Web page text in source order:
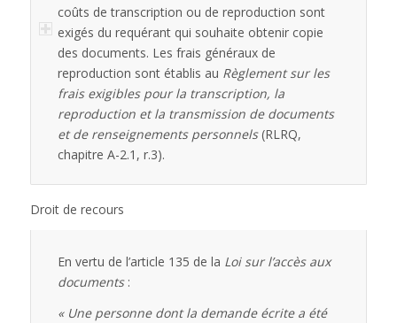
coûts de transcription ou de reproduction sont
exigés du requérant qui souhaite obtenir copie
des documents. Les frais généraux de
reproduction sont établis au Règlement sur les
frais exigibles pour la transcription, la
reproduction et la transmission de documents
et de renseignements personnels(RLRQ,
chapitre A-2.1, r.3).
Droit de recours
En vertu de l’article 135 de la Loi sur l’accès aux
documents:
« Une personne dont la demande écrite a été